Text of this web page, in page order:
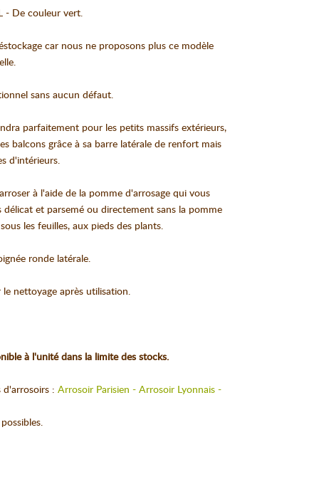
- De couleur vert.
car nous ne proposons plus ce modèle
sans aucun défaut.
parfaitement pour les petits massifs extérieurs,
balcons grâce à sa barre latérale de renfort mais
d'intérieurs.
à l'aide de la pomme d'arrosage qui vous
et parsemé ou directement sans la pomme
les feuilles, aux pieds des plants.
ronde latérale.
nettoyage après utilisation.
à l'unité dans la limite des stocks.
d'arrosoirs : Arrosoir Parisien - Arrosoir Lyonnais -